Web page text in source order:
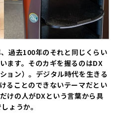
過去100年のそれと同じくらい
ます。そのカギを握るのはDX
ョン）。デジタル時代を生きる
ることのできないテーマだとい
けの人がDXという言葉から具
ょうか。